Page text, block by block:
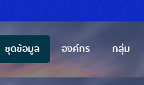
ชุดข้อมูล องค์กร กลุ่ม